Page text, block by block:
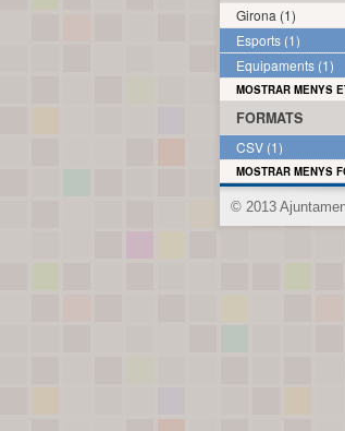
Girona (1)
Esports (1)
Equipaments (1)
MOSTRAR MENYS
FORMATS
CSV (1)
MOSTRAR MENYS
© 2013